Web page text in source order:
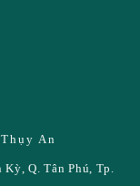
An
Kỳ, Q. Tân Phú, Tp.